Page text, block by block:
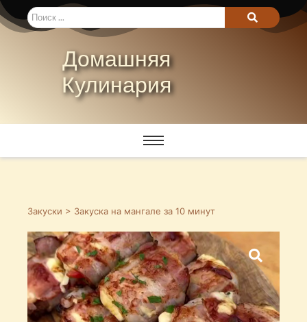
Домашняя
Кулинария
Закуски > Закуска на мангале за 10 минут